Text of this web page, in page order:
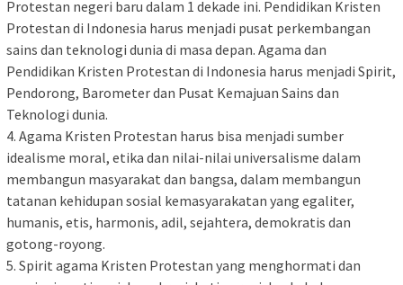
Protestan negeri baru dalam 1 dekade ini. Pendidikan Kristen
Protestan di Indonesia harus menjadi pusat perkembangan
sains dan teknologi dunia di masa depan. Agama dan
Pendidikan Kristen Protestan di Indonesia harus menjadi Spirit,
Pendorong, Barometer dan Pusat Kemajuan Sains dan
Teknologi dunia.
4. Agama Kristen Protestan harus bisa menjadi sumber
idealisme moral, etika dan nilai-nilai universalisme dalam
membangun masyarakat dan bangsa, dalam membangun
tatanan kehidupan sosial kemasyarakatan yang egaliter,
humanis, etis, harmonis, adil, sejahtera, demokratis dan
gotong-royong.
5. Spirit agama Kristen Protestan yang menghormati dan